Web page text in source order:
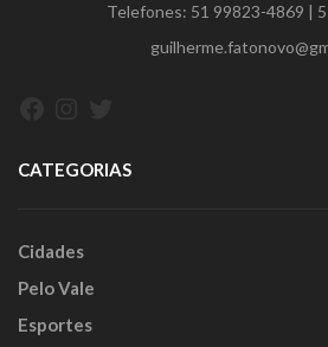
Telefones: 51 99823-4869 |
CATEGORIAS
Cidades
Pelo Vale
Esportes